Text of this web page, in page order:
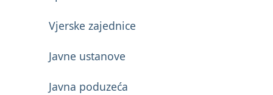
Vjerske zajednice
Javne ustanove
Javna poduzeća